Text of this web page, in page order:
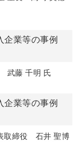
業等の事例
武藤 千明 氏
業等の事例
取締役 石井 聖博